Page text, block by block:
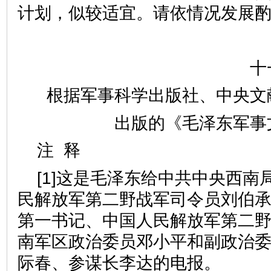
计划，似较适宜。请依情况发展
十
根据军事科学出版社、中央
出版的《毛泽东军
注 释
[1]这是毛泽东给中共中央西南
民解放军第二野战军司令员刘伯
第一书记、中国人民解放军第二
南军区政治委员邓小平和副政治
际春、参谋长李达的电报。